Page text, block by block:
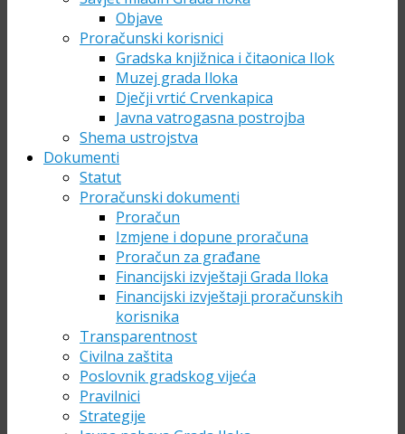
Objave
Proračunski korisnici
Gradska knjižnica i čitaonica Ilok
Muzej grada Iloka
Dječji vrtić Crvenkapica
Javna vatrogasna postrojba
Shema ustrojstva
Dokumenti
Statut
Proračunski dokumenti
Proračun
Izmjene i dopune proračuna
Proračun za građane
Financijski izvještaji Grada Iloka
Financijski izvještaji proračunskih
korisnika
Transparentnost
Civilna zaštita
Poslovnik gradskog vijeća
Pravilnici
Strategije